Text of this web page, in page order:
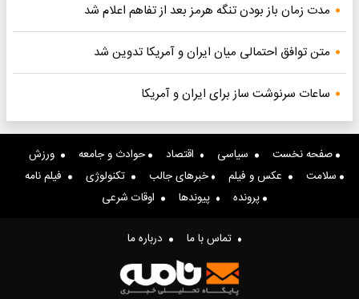
مدت زمان باز بودن تنگه هرمز بعد از تفاهم اعلام شد
متن توافق احتمالی میان ایران و آمریکا تدوین شد
ساعات سرنوشت ساز برای ایران و آمریکا
صفحه نخست سیاسی اقتصاد حوادث و جامعه
ورزش
سلامت
عکس و فیلم خبرهای جالب تکنولوژی
فیلم نامه
پرونده
پیوندها اوقات شرعی
تماس با ما درباره ما